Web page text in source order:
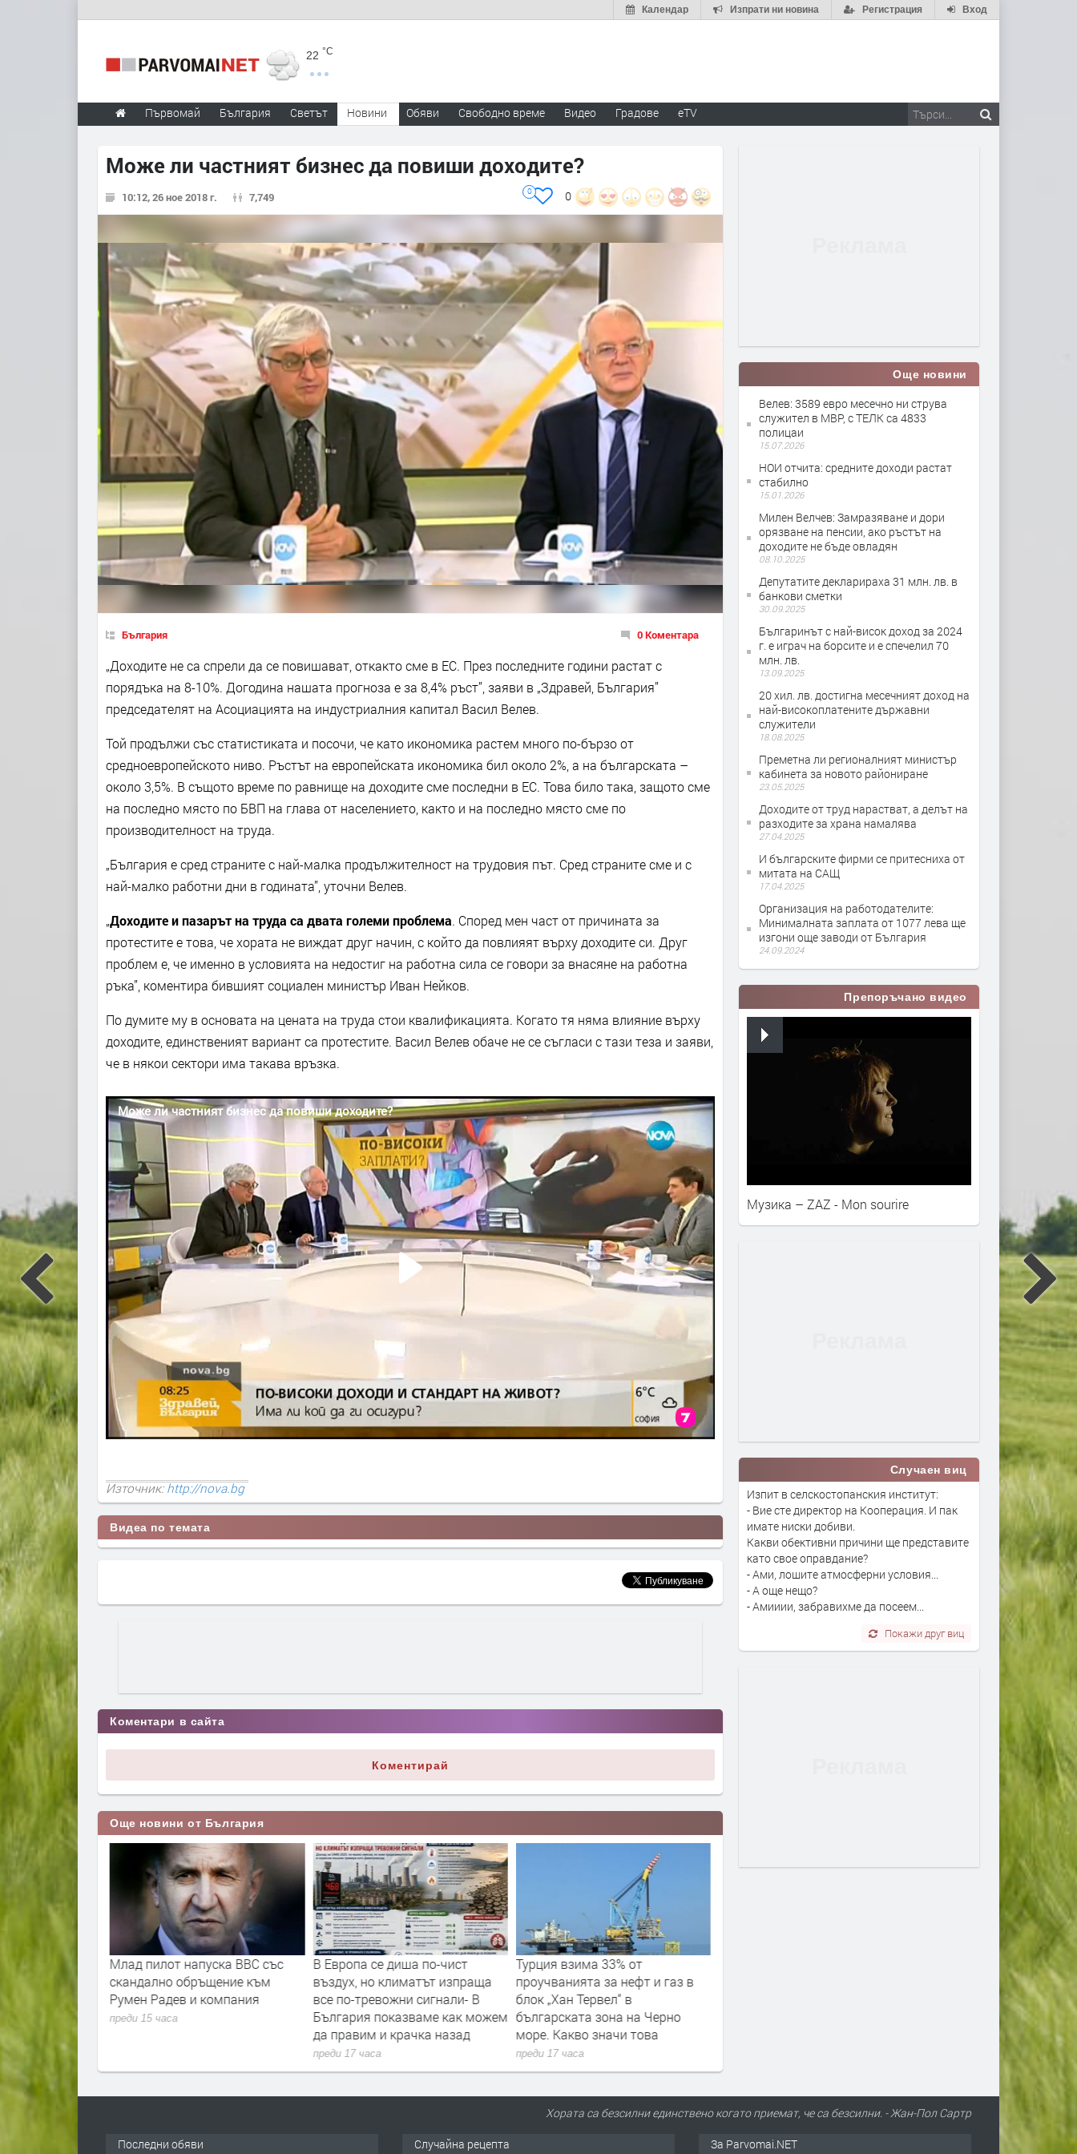
Вход
Регистрация
Изпрати ни новина
Календар
22 °C
Първомай България Светът Новини Обяви Свободно време Видео Градове eTV
Може ли частният бизнес да повиши доходите?
10:12, 26 ное 2018 г. 7,749 0
0
България 0 Коментара
„Доходите не са спрели да се повишават, откакто сме в ЕС. През последните години растат с
порядъка на 8-10%. Догодина нашата прогноза е за 8,4% ръст”, заяви в „Здравей, България”
председателят на Асоциацията на индустриалния капитал Васил Велев.
Той продължи със статистиката и посочи, че като икономика растем много по-бързо от
средноевропейското ниво. Ръстът на европейската икономика бил около 2%, а на българската –
около 3,5%. В същото време по равнище на доходите сме последни в ЕС. Това било така, защото сме
на последно място по БВП на глава от населението, както и на последно място сме по
производителност на труда.
„България е сред страните с най-малка продължителност на трудовия път. Сред страните сме и с
най-малко работни дни в годината”, уточни Велев.
„Доходите и пазарът на труда са двата големи проблема. Според мен част от причината за
протестите е това, че хората не виждат друг начин, с който да повлияят върху доходите си. Друг
проблем е, че именно в условията на недостиг на работна сила се говори за внасяне на работна
ръка”, коментира бившият социален министър Иван Нейков.
По думите му в основата на цената на труда стои квалификацията. Когато тя няма влияние върху
доходите, единственият вариант са протестите. Васил Велев обаче не се съгласи с тази теза и заяви,
че в някои сектори има такава връзка.
Източник:http://nova.bg
Видеа по темата
Коментари в сайта
Коментирай
Още новини от България
- какво
Млад пилот напуска ВВС със
скандално обръщение към
Румен Радев и компания
преди 15 часа
В Европа се диша по-чист
въздух, но климатът изпраща
все по-тревожни сигнали- В
България показваме как можем
да правим и крачка назад
преди 17 часа
Турция взима 33% от
проучванията за нефт и газ в
блок „Хан Тервел“ в
българската зона на Черно
море. Какво значи това
преди 17 часа
Сметната палата ще
Пеевски за конфликт на
Още новини
Велев: 3589 евро месечно ни струва
служител в МВР, с ТЕЛК са 4833
полицаи
15.07.2026
НОИ отчита: средните доходи растат
стабилно
15.01.2026
Милен Велчев: Замразяване и дори
орязване на пенсии, ако ръстът на
доходите не бъде овладян
08.10.2025
Депутатите декларираха 31 млн. лв. в
банкови сметки
30.09.2025
Българинът с най-висок доход за 2024
г. е играч на борсите и е спечелил 70
млн. лв.
13.09.2025
20 хил. лв. достигна месечният доход на
най-високоплатените държавни
служители
18.08.2025
Преметна ли регионалният министър
кабинета за новото райониране
23.05.2025
Доходите от труд нарастват, а делът на
разходите за храна намалява
27.04.2025
И българските фирми се притесниха от
митата на САЩ
17.04.2025
Организация на работодателите:
Минималната заплата от 1077 лева ще
изгони още заводи от България
24.09.2024
Препоръчано видео
Музика – ZAZ - Mon sourire
Случаен виц
Изпит в селскостопанския институт:
- Вие сте директор на Кооперация. И пак
имате ниски добиви.
Какви обективни причини ще представите
като свое оправдание?
- Ами, лошите атмосферни условия...
- А още нещо?
- Амииии, забравихме да посеем...
Покажи друг виц
Хората са безсилни единствено когато приемат, че са безсилни. - Жан-Пол Сартр
Последни обяви Случайна рецепта За Parvomai.NET